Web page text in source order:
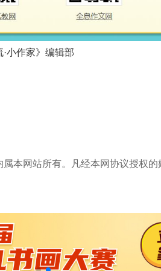
作家》编辑部
本网站所有。凡经本网协议授权